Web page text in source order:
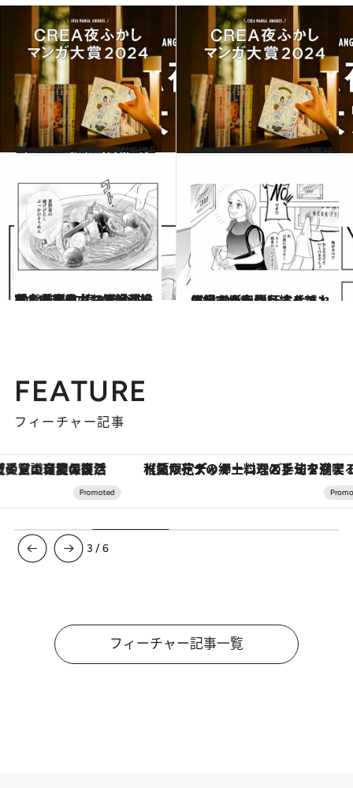
2024.9.6
【CREA夜ふかしマンガ大賞2024】《1位～5位》大賞に輝いたのは『じゃあ、あんたが作ってみろよ』
カルチャー 2024.9.6
【CREA夜ふかしマンガ大賞2024】《6位～10位》あの話題作も入賞。“普通”が苦手なふたりの友情に涙！
カルチャー
2024.9.6
2024年秋に読みたい「食」マンガ19選 小説家、書店員、お笑い芸人など各界のマンガ好き推薦！「真夜中にお腹が鳴る」
カルチャー 2024.9.28
思わず青田買い！【マンガ好きが大注目する新人作家22人】単行本化されていない名作も続々！
カルチャー
FEATURE
フィーチャー記事
【夏限定ディナーコース】旬を迎える稚鮎や花ズッキーニなどをイタリア・トスカーナの郷土料理の手法で満喫！
3 /6
フィーチャー記事一覧